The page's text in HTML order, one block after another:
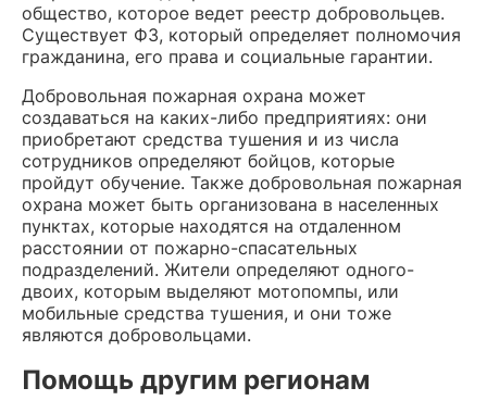
общество, которое ведет реестр добровольцев.
Существует ФЗ, который определяет полномочия
гражданина, его права и социальные гарантии.
Добровольная пожарная охрана может
создаваться на каких-либо предприятиях: они
приобретают средства тушения и из числа
сотрудников определяют бойцов, которые
пройдут обучение. Также добровольная пожарная
охрана может быть организована в населенных
пунктах, которые находятся на отдаленном
расстоянии от пожарно-спасательных
подразделений. Жители определяют одного-
двоих, которым выделяют мотопомпы, или
мобильные средства тушения, и они тоже
являются добровольцами.
Помощь другим регионам